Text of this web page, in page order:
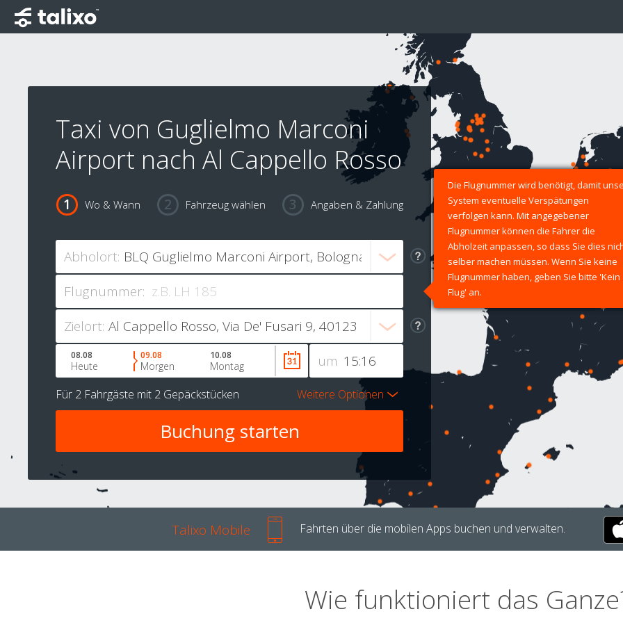
Taxi von Guglielmo Marconi
Airport nach Al Cappello Rosso
Wo & Wann Fahrzeug wählen Angaben & Zahlung
Abholort:
Flugnummer:
Die Flugnummer wird benötigt, damit
System eventuelle Verspätungen
verfolgen kann. Mit angegebener
Flugnummer können die Fahrer die
Abholzeit anpassen, so dass Sie dies
selber machen müssen. Wenn Sie keine
Flugnummer haben, geben Sie bitte 'Kein
Flug' an.
Zielort:
um
08.08
Heute
09.08
Morgen
10.08
Montag
Für 2 Fahrgäste mit 2 Gepäckstücken Weitere Optionen
Talixo Mobile Fahrten über die mobilen Apps buchen und verwalten.
Wie funktioniert das